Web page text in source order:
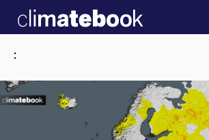
Ελλάδα 22 ΙΑΝ 2026 2025
: